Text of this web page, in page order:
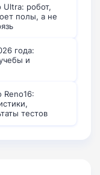
Ultra: робот,
полы, а не
года:
и
тестов